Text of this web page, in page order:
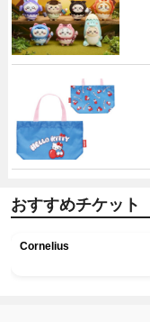
おすすめチケット
Cornelius